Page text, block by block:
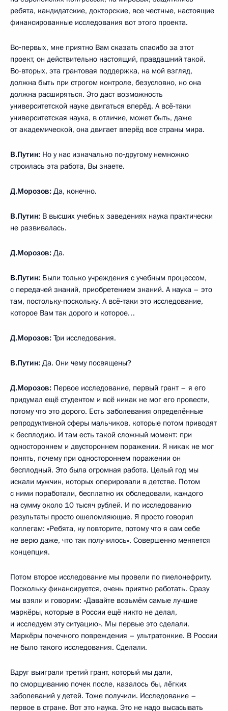
ребята, кандидатские, докторские, все честные, настоящие
финансированные исследования вот этого проекта.
Во‑первых, мне приятно Вам сказать спасибо за этот
проект, он действительно настоящий, правдашний такой.
Во‑вторых, эта грантовая поддержка, на мой взгляд,
должна быть при строгом контроле, безусловно, но она
должна расширяться. Это даст возможность
университетской науке двигаться вперёд. А всё‑таки
университетская наука, в отличие, может быть, даже
от академической, она двигает вперёд все страны мира.
В.Путин: Но у нас изначально по‑другому немножко
строилась эта работа, Вы знаете.
Д.Морозов: Да, конечно.
В.Путин: В высших учебных заведениях наука практически
не развивалась.
Д.Морозов: Да.
В.Путин: Были только учреждения с учебным процессом,
с передачей знаний, приобретением знаний. А наука – это
там, постольку-поскольку. А всё‑таки это исследование,
которое Вам так дорого и которое…
Д.Морозов: Три исследования.
В.Путин: Да. Они чему посвящены?
Д.Морозов: Первое исследование, первый грант – я его
придумал ещё студентом и всё никак не мог его провести,
потому что это дорого. Есть заболевания определённые
репродуктивной сферы мальчиков, которые потом приводят
к бесплодию. И там есть такой сложный момент: при
одностороннем и двустороннем поражении. Я никак не мог
понять, почему при одностороннем поражении он
бесплодный. Это была огромная работа. Целый год мы
искали мужчин, которых оперировали в детстве. Потом
с ними поработали, бесплатно их обследовали, каждого
на сумму около 10 тысяч рублей. И по исследованию
результаты просто ошеломляющие. Я просто говорил
коллегам: «Ребята, ну повторите, потому что я сам себе
не верю даже, что так получилось». Совершенно меняется
концепция.
Потом второе исследование мы провели по пиелонефриту.
Поскольку финансируется, очень приятно работать. Сразу
мы взяли и говорим: «Давайте возьмём самые лучшие
маркёры, которые в России ещё никто не делал,
и исследуем эту ситуацию». Мы первые это сделали.
Маркёры почечного повреждения – ультратонкие. В России
не было такого исследования. Сделали.
Вдруг выиграли третий грант, который мы дали,
по сморщиванию почек после, казалось бы, лёгких
заболеваний у детей. Тоже получили. Исследование –
первое в стране. Вот это наука. Это не надо высасывать